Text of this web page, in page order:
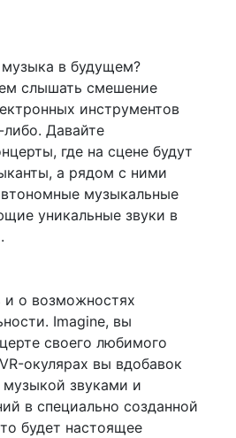
в будущем?
слышать смешение
инструментов
Давайте
где на сцене будут
а рядом с ними
музыкальные
уникальные звуки в
и о возможностях
Imagine, вы
своего любимого
окулярах вы вдобавок
звуками и
в специально созданной
будет настоящее